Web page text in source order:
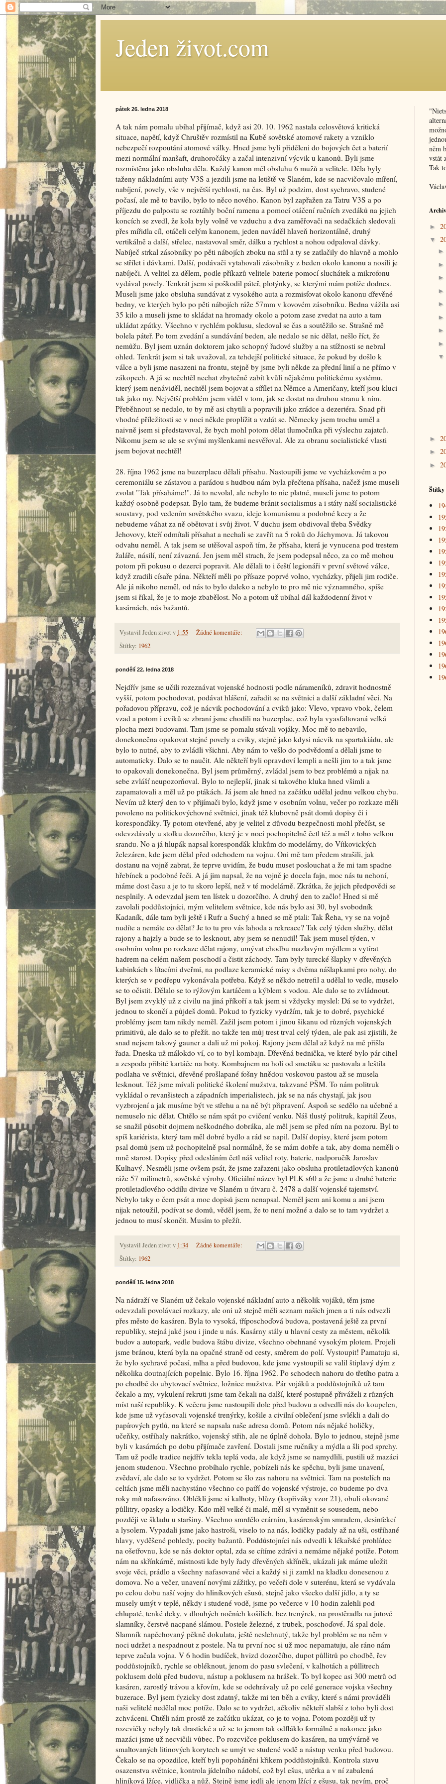
Jeden život.com
pátek 26. ledna 2018
A tak nám pomalu ubíhal přijímač, když asi 20. 10. 1962 nastala celosvětová kritická
situace, napětí, když Chruštěv rozmístil na Kubě sovětské atomové rakety a vzniklo
nebezpečí rozpoutání atomové války. Hned jsme byli přiděleni do bojových čet a baterií
mezi normální manšaft, druhoročáky a začal intenzivní výcvik u kanonů. Byli jsme
rozmístěna jako obsluha děla. Každý kanon měl obsluhu 6 mužů a velitele. Děla byly
taženy nákladními auty V3S a jezdili jsme na letiště ve Slaném, kde se nacvičovalo míření,
nabíjení, povely, vše v největší rychlosti, na čas. Byl už podzim, dost sychravo, studené
počasí, ale mě to bavilo, bylo to něco nového. Kanon byl zapřažen za Tatru V3S a po
příjezdu do palpostu se roztáhly boční ramena a pomocí otáčení ručních zvedáků na jejich
koncích se zvedl, že kola byly volně ve vzduchu a dva zaměřovači na sedačkách sledovali
přes mířidla cíl, otáčeli celým kanonem, jeden naváděl hlaveň horizontálně, druhý
vertikálně a další, střelec, nastavoval směr, dálku a rychlost a nohou odpaloval dávky.
Nabíječ strkal zásobníky po pěti nábojích zboku na stůl a ty se zatlačily do hlavně a mohlo
se střílet i dávkami. Další, podávači vytahovali zásobníky z beden okolo kanonu a nosili je
nabíječi. A velitel za dělem, podle příkazů velitele baterie pomocí sluchátek a mikrofonu
vydával povely. Tenkrát jsem si poškodil páteř, plotýnky, se kterými mám potíže dodnes.
Museli jsme jako obsluha sundávat z vysokého auta a rozmisťovat okolo kanonu dřevěné
bedny, ve kterých bylo po pěti nábojích ráže 57mm v kovovém zásobníku. Bedna vážila asi
35 kilo a museli jsme to skládat na hromady okolo a potom zase zvedat na auto a tam
ukládat zpátky. Všechno v rychlém poklusu, sledoval se čas a soutěžilo se. Strašně mě
bolela páteř. Po tom zvedání a sundávání beden, ale nedalo se nic dělat, nešlo říct, že
nemůžu. Byl jsem uznán doktorem jako schopný řadové služby a na stížnosti se nebral
ohled. Tenkrát jsem si tak uvažoval, za tehdejší politické situace, že pokud by došlo k
válce a byli jsme nasazeni na frontu, stejně by jsme byli někde za přední linií a ne přímo v
zákopech. A já se nechtěl nechat zbytečně zabít kvůli nějakému politickému systému,
který jsem nenáviděl, nechtěl jsem bojovat a střílet na Němce a Američany, kteří jsou kluci
tak jako my. Největší problém jsem viděl v tom, jak se dostat na druhou stranu k nim.
Přeběhnout se nedalo, to by mě asi chytili a popravili jako zrádce a dezertéra. Snad při
vhodné příležitosti se v noci někde proplížit a vzdát se. Německy jsem trochu uměl a
naivně jsem si představoval, že bych mohl potom dělat tlumočníka při výslechu zajatců.
Nikomu jsem se ale se svými myšlenkami nesvěřoval. Ale za obranu socialistické vlasti
jsem bojovat nechtěl!
28. října 1962 jsme na buzerplacu dělali přísahu. Nastoupili jsme ve vycházkovém a po
ceremoniálu se zástavou a parádou s hudbou nám byla přečtena přísaha, načež jsme museli
zvolat "Tak přísaháme!". Já to nevolal, ale nebylo to nic platné, museli jsme to potom
každý osobně podepsat. Bylo tam, že budeme bránit socialismus a i státy naší socialistické
soustavy, pod vedením sovětského svazu, ideje komunismu a podobné kecy a že
nebudeme váhat za ně obětovat i svůj život. V duchu jsem obdivoval třeba Svědky
Jehovovy, kteří odmítali přísahat a nechali se zavřít na 5 roků do Jáchymova. Já takovou
odvahu neměl. A tak jsem se utěšoval aspoň tím, že přísaha, která je vynucena pod trestem
žaláře, násilí, není závazná. Jen jsem měl strach, že jsem podepsal něco, za co mě mohou
potom při pokusu o dezerci popravit. Ale dělali to i čeští legionáři v první světové válce,
když zradili císaře pána. Někteří měli po přísaze poprvé volno, vycházky, přijeli jim rodiče.
Ale já nikoho neměl, od nás to bylo daleko a nebylo to pro mě nic významného, spíše
jsem si říkal, že je to moje zbabělost. No a potom už ubíhal dál každodenní život v
kasárnách, nás bažantů.
Vystavil Jeden zivot v 1:55
Žádné komentáře:
Štítky: 1962
pondělí 22. ledna 2018
Nejdřív jsme se učili rozeznávat vojenské hodnosti podle nárameníků, zdravit hodnostně
vyšší, potom pochodovat, podávat hlášení, zařadit se na světnici a další základní věci. Na
pořadovou přípravu, což je nácvik pochodování a cviků jako: Vlevo, vpravo vbok, čelem
vzad a potom i cviků se zbraní jsme chodili na buzerplac, což byla vyasfaltovaná velká
plocha mezi budovami. Tam jsme se pomalu stávali vojáky. Moc mě to nebavilo,
donekonečna opakovat stejné povely a cviky, stejně jako kdysi nácvik na spartakiádu, ale
bylo to nutné, aby to zvládli všichni. Aby nám to vešlo do podvědomí a dělali jsme to
automaticky. Dalo se to naučit. Ale někteří byli opravdoví lempli a nešli jim to a tak jsme
to opakovali donekonečna. Byl jsem průměrný, zvládal jsem to bez problémů a nijak na
sebe zvlášť neupozorňoval. Bylo to nejlepší, jinak si takového kluka hned všimli a
zapamatovali a měl už po ptákách. Já jsem ale hned na začátku udělal jednu velkou chybu.
Nevím už který den to v přijímači bylo, když jsme v osobním volnu, večer po rozkaze měli
povoleno na politickovýchovné světnici, jinak též klubovně psát domů dopisy či i
koresponďáky. Ty potom otevřené, aby je velitel z důvodu bezpečnosti mohl přečíst, se
odevzdávaly u stolku dozorčího, který je v noci pochopitelně četl též a měl z toho velkou
srandu. No a já hlupák napsal koresponďák klukům do modelárny, do Vítkovických
železáren, kde jsem dělal před odchodem na vojnu. Oni mě tam předem strašili, jak
dostanu na vojně zabrat, že teprve uvidím, že budu muset poslouchat a že mi tam spadne
hřebínek a podobné řeči. A já jim napsal, že na vojně je docela fajn, moc nás tu nehoní,
máme dost času a je to tu skoro lepší, než v té modelárně. Zkrátka, že jejich předpovědi se
nesplnily. A odevzdal jsem ten lístek u dozorčího. A druhý den to začlo! Hned si mě
zavolali poddůstojníci, mým velitelem světnice, kde nás bylo asi 30, byl svobodník
Kadaník, dále tam byli ještě i Rufr a Suchý a hned se mě ptali: Tak Řeha, vy se na vojně
nudíte a nemáte co dělat? Je to tu pro vás lahoda a rekreace? Tak celý týden služby, dělat
rajony a hajzly a bude se to lesknout, aby jsem se nenudil! Tak jsem musel týden, v
osobním volnu po rozkaze dělat rajony, umývat chodbu mazlavým mýdlem a vytírat
hadrem na celém našem poschodí a čistit záchody. Tam byly turecké šlapky v dřevěných
kabinkách s lítacími dveřmi, na podlaze keramické mísy s dvěma nášlapkami pro nohy, do
kterých se v podřepu vykonávala potřeba. Když se někdo netrefil a udělal to vedle, muselo
se to očistit. Dělalo se to rýžovým kartáčem a kýblem s vodou. Ale dalo se to zvládnout.
Byl jsem zvyklý už z civilu na jiná příkoří a tak jsem si vždycky myslel: Dá se to vydržet,
jednou to skončí a půjdeš domů. Pokud to fyzicky vydržím, tak je to dobré, psychické
problémy jsem tam nikdy neměl. Zažil jsem potom i jinou šikanu od různých vojenských
primitivů, ale dalo se to přežít. no takže ten můj trest trval celý týden, ale pak asi zjistili, že
snad nejsem takový gauner a dali už mi pokoj. Rajony jsem dělal až když na mě přišla
řada. Dneska už málokdo ví, co to byl kombajn. Dřevěná bednička, ve které bylo pár cihel
a zespoda přibité kartáče na boty. Kombajnem na holi od smetáku se pastovala a leštila
podlaha ve světnici, dřevěné prošlapané fošny hnědou voskovou pastou až se musela
lesknout. Též jsme mívali politické školení mužstva, takzvané PŠM. To nám politruk
vykládal o revanšistech a západních imperialistech, jak se na nás chystají, jak jsou
vyzbrojení a jak musíme být ve střehu a na ně být připravení. Aspoň se sedělo na učebně a
nemuselo nic dělat. Chtělo se nám spát po cvičení venku. Náš tlustý politruk, kapitál Zeus,
se snažil působit dojmem neškodného dobráka, ale měl jsem se před ním na pozoru. Byl to
spíš kariérista, který tam měl dobré bydlo a rád se napil. Další dopisy, které jsem potom
psal domů jsem už pochopitelně psal normálně, že se mám dobře a tak, aby doma neměli o
mně starost. Dopisy před odesláním četl náš velitel roty, baterie, nadporučík Jaroslav
Kulhavý. Nesměli jsme ovšem psát, že jsme zařazeni jako obsluha protiletadlových kanonů
ráže 57 milimetrů, sovětské výroby. Oficiální název byl PLK s60 a že jsme u druhé baterie
protiletadlového oddílu divize ve Slaném u útvaru č. 2478 a další vojenské tajemství.
Nebylo taky o čem psát a moc dopisů jsem nenapsal. Neměl jsem ani komu a ani jsem
nijak netoužil, podívat se domů, věděl jsem, že to není možné a dalo se to tam vydržet a
jednou to musí skončit. Musím to přežít.
Vystavil Jeden zivot v 1:34
Žádné komentáře:
Štítky: 1962
pondělí 15. ledna 2018
Na nádraží ve Slaném už čekalo vojenské nákladní auto a několik vojáků, těm jsme
odevzdali povolávací rozkazy, ale oni už stejně měli seznam našich jmen a ti nás odvezli
přes město do kasáren. Byla to vysoká, tříposchoďová budova, postavená ještě za první
republiky, stejná jaké jsou i jinde u nás. Kasárny stály u hlavní cesty za městem, několik
budov a autopark, vedle budova štábu divize, všechno obehnané vysokým plotem. Projeli
jsme bránou, která byla na opačné straně od cesty, směrem do polí. Vystoupit! Pamatuju si,
že bylo sychravé počasí, mlha a před budovou, kde jsme vystoupili se valil štiplavý dým z
několika doutnajících popelnic. Bylo 16. října 1962. Po schodech nahoru do třetího patra a
po chodbě do ubytovací světnice, ložnice mužstva. Pár vojáků a poddůstojníků už tam
čekalo a my, vykulení rekruti jsme tam čekali na další, které postupně přiváželi z různých
míst naší republiky. K večeru jsme nastoupili dole před budovu a odvedli nás do koupelen,
kde jsme už vyfasovali vojenské trenýrky, košile a civilní oblečení jsme svlékli a dali do
papírových pytlů, na které se napsala naše adresa domů. Potom nás nějaké holičky,
učeňky, ostříhaly nakrátko, vojenský střih, ale ne úplně dohola. Bylo to jednou, stejně jsme
byli v kasárnách po dobu přijímače zavření. Dostali jsme ručníky a mýdla a šli pod sprchy.
Tam už podle tradice nejdřív tekla teplá voda, ale když jsme se namydlili, pustili už mazáci
jenom studenou. Všechno probíhalo rychle, pobízeli nás ke spěchu, byli jsme unavení,
zvědaví, ale dalo se to vydržet. Potom se šlo zas nahoru na světnici. Tam na postelích na
celtách jsme měli nachystáno všechno co patří do vojenské výstroje, co budeme po dva
roky mít nafasováno. Oblékli jsme si kalhoty, blůzy (kopřiváky vzor 21), obuli okované
půllitry, opasky a lodičky. Kdo měl velké či malé, měl si vyměnit se sousedem, nebo
později ve škladu u staršiny. Všechno smrdělo erárním, kasárenským smradem, desinfekcí
a lysolem. Vypadali jsme jako hastroši, viselo to na nás, lodičky padaly až na uši, ostříhané
hlavy, vyděšené pohledy, pocity bažantů. Poddůstojníci nás odvedli k lékařské prohlídce
na ošetřovnu, kde se nás doktor optal, zda se cítíme zdrávi a nemáme nějaké potíže. Potom
nám na skřínkárně, místnosti kde byly řady dřevěných skříněk, ukázali jak máme uložit
svoje věci, prádlo a všechny nafasované věci a každý si ji zamkl na kladku donesenou z
domova. No a večer, unavení novými zážitky, po večeři dole v suterénu, která se vydávala
po celou dobu naší vojny do hliníkových ešusů, stejně jako všecko další jídlo, a ty se
musely umýt v teplé, někdy i studené vodě, jsme po večerce v 10 hodin zalehli pod
chlupaté, tenké deky, v dlouhých nočních košilích, bez trenýrek, na prostěradla na jutové
slamníky, čerstvě nacpané slámou. Postele železné, z trubek, poschoďové. Já spal dole.
Slamník napěchovaný pěkně dokulata, ještě neslehnutý, takže byl problém se na něm v
noci udržet a nespadnout z postele. Na tu první noc si už moc nepamatuju, ale ráno nám
teprve začala vojna. V 6 hodin budíček, hvizd dozorčího, dupot půllitrů po chodbě, řev
poddůstojníků, rychle se obléknout, jenom do pasu svlečení, v kalhotách a půllitrech
poklusem dolů před budovu, nástup a poklusem na hrášek. To byl kopec asi 300 metrů od
kasáren, zarostlý trávou a křovím, kde se odehrávaly už po celé generace vojska všechny
buzerace. Byl jsem fyzicky dost zdatný, takže mi ten běh a cviky, které s námi prováděli
naši velitelé nedělal moc potíže. Dalo se to vydržet, ačkoliv někteří slabší z toho byli dost
zchváceni. Chtěli nám prostě ze začátku ukázat, co je to vojna. Potom později už ty
rozcvičky nebyly tak drastické a už se to jenom tak odfláklo formálně a nakonec jako
mazáci jsme už necvičili vůbec. Po rozcvičce poklusem do kasáren, na umývárně ve
smaltovaných litinových korytech se umýt ve studené vodě a nástup venku před budovou.
Čekalo se na opozdilce, kteří byli popoháněni křikem poddůstojníků. Kontrola stavu
osazenstva světnice, kontrola jídelního nádobí, což byl ešus, utěrka a v ní zabalená
hliníková lžíce, vidlička a nůž. Stejně jsme jedli ale jenom lžící z ešusu, tak nevím, proč
něm
vstát
Tak
Archiv
►
▼
►
►
►
Štítky